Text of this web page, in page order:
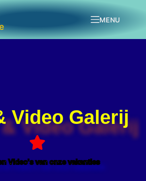
MENU
Video Galerij
Video's van onze vakanties